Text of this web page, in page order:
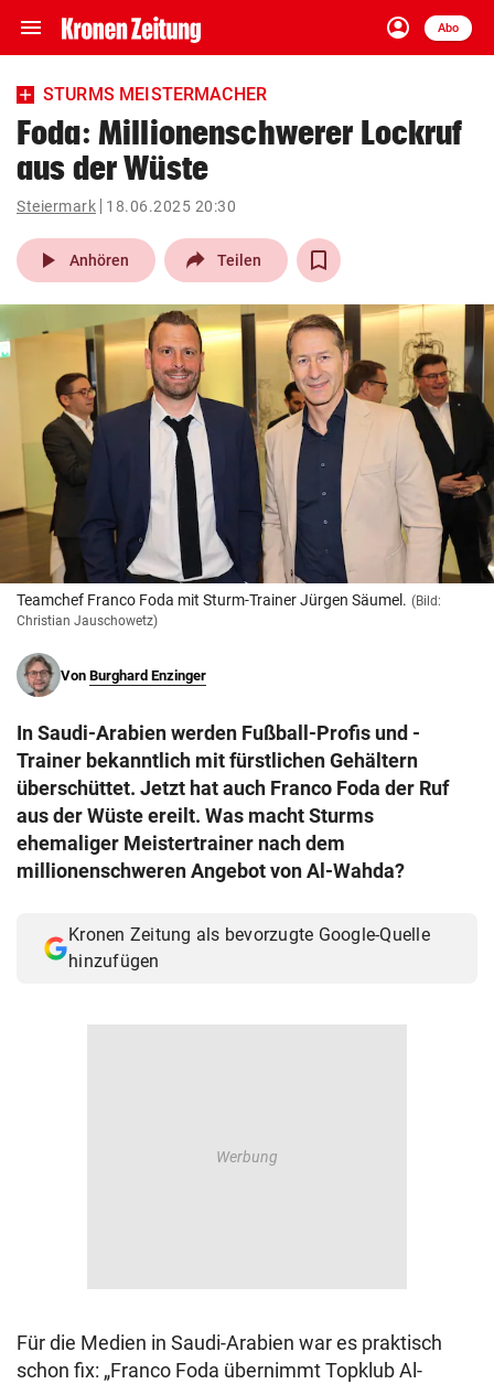
menu Navigation
ein-/ausklappen
account_circle
Anmelden
Abo
close Schließen
account_circle Anmelden
pin_drop
Wien arrow_right
bookmark
search
Suchbegriff
eingeben
© Krone Multimedia GmbH & Co KG 2026
Muthgasse 2, 1190 Wien
STURMS MEISTERMACHER
Foda: Millionenschwerer Lockruf
aus der Wüste
Steiermark 18.06.2025 20:30
play_arrow Anhören Teilen
Teamchef Franco Foda mit Sturm-Trainer Jürgen Säumel. (Bild:
Christian Jauschowetz)
Von Burghard Enzinger
In Saudi-Arabien werden Fußball-Profis und -
Trainer bekanntlich mit fürstlichen Gehältern
überschüttet. Jetzt hat auch Franco Foda der Ruf
aus der Wüste ereilt. Was macht Sturms
ehemaliger Meistertrainer nach dem
millionenschweren Angebot von Al-Wahda?
Kronen Zeitung als bevorzugte Google-Quelle
hinzufügen
Für die Medien in Saudi-Arabien war es praktisch
schon fix: „Franco Foda übernimmt Topklub Al-